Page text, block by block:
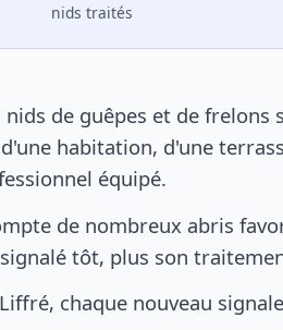
nids traités
de guêpes et de frelons
habitation, d'une
équipé.
de nombreux abris
tôt, plus son
chaque nouveau